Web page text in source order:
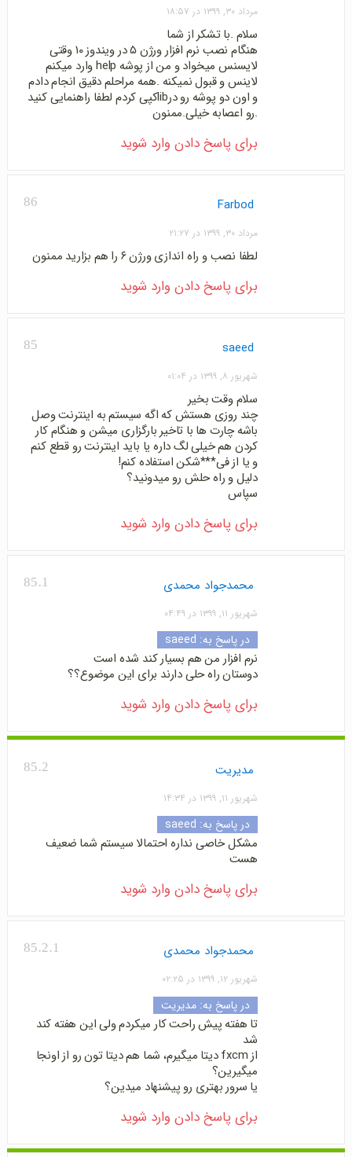
مرداد ۳۰, ۱۳۹۹ در ۱۸:۵۷
سلام .با تشکر از شما
هنگام نصب نرم افزار ورژن ۵ در ویندوز ۱۰ وقتی
لایسنس میخواد و من از پوشه help وارد میکنم
لاینس و قبول نمیکنه .همه مراحلم دقیق انجام دادم
و اون دو پوشه رو درlibکپی کردم لطفا راهنمایی کنید
.رو اعصابه خیلی.ممنون
برای پاسخ دادن وارد شوید
86 Farbod
مرداد ۳۰, ۱۳۹۹ در ۲۱:۲۷
لطفا نصب و راه اندازی ورژن ۶ را هم بزارید ممنون
برای پاسخ دادن وارد شوید
85 saeed
شهریور ۸, ۱۳۹۹ در ۰۱:۰۴
سلام وقت بخیر
چند روزی هستش که اگه سیستم به اینترنت وصل
باشه چارت ها با تاخیر بارگزاری میشن و هنگام کار
کردن هم خیلی لگ داره یا باید اینترنت رو قطع کنم
و یا از فی***شکن استفاده کنم!
دلیل و راه حلش رو میدونید؟
سپاس
برای پاسخ دادن وارد شوید
85.1 محمدجواد محمدی
شهریور ۱۱, ۱۳۹۹ در ۰۴:۴۹
در پاسخ به: saeed
نرم افزار من هم بسیار کند شده است
دوستان راه حلی دارند برای این موضوع؟؟
برای پاسخ دادن وارد شوید
85.2 مدیریت
شهریور ۱۱, ۱۳۹۹ در ۱۴:۳۴
در پاسخ به: saeed
مشکل خاصی نداره احتمالا سیستم شما ضعیف
هست
برای پاسخ دادن وارد شوید
85.2.1 محمدجواد محمدی
شهریور ۱۲, ۱۳۹۹ در ۰۲:۲۵
در پاسخ به: مدیریت
تا هفته پیش راحت کار میکردم ولی این هفته کند
شد
از fxcm دیتا میگیرم، شما هم دیتا تون رو از اونجا
میگیرین؟
یا سرور بهتری رو پیشنهاد میدین؟
برای پاسخ دادن وارد شوید